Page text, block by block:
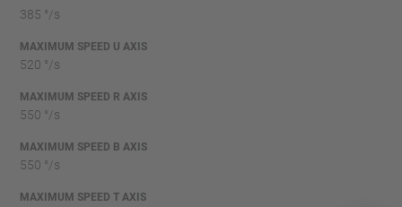
385 °/s
MAXIMUM SPEED U AXIS
520 °/s
MAXIMUM SPEED R AXIS
550 °/s
MAXIMUM SPEED B AXIS
550 °/s
MAXIMUM SPEED T AXIS